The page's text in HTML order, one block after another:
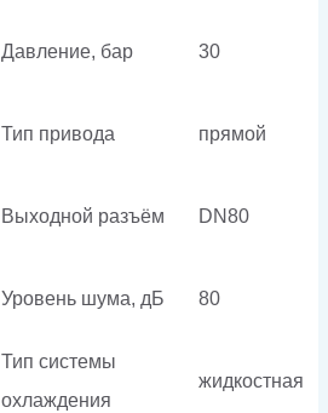
Давление, бар 30
Тип привода прямой
Выходной разъём DN80
Уровень шума, дБ 80
Тип системы
охлаждения
жидкостная